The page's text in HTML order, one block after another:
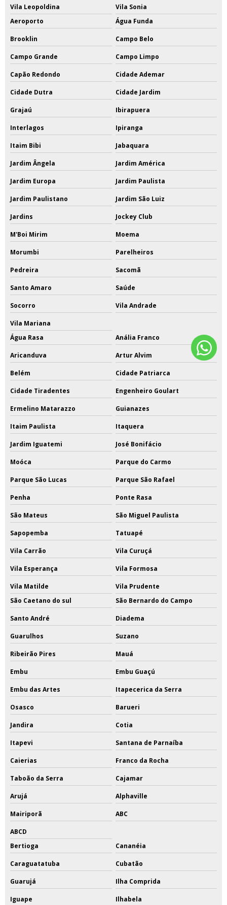
Vila Leopoldina
Vila Sonia
Aeroporto
Água Funda
Brooklin Campo Belo
Campo Grande Campo Limpo
Capão Redondo Cidade Ademar
Cidade Dutra Cidade Jardim
Grajaú Ibirapuera
Interlagos Ipiranga
Itaim Bibi Jabaquara
Jardim Ângela Jardim América
Jardim Europa Jardim Paulista
Jardim Paulistano Jardim São Luiz
Jardins Jockey Club
M'Boi Mirim Moema
Morumbi Parelheiros
Pedreira Sacomã
Santo Amaro Saúde
Socorro Vila Andrade
Vila Mariana
Água Rasa
Anália Franco
Aricanduva Artur Alvim
Belém Cidade Patriarca
Cidade Tiradentes Engenheiro Goulart
Ermelino Matarazzo Guianazes
Itaim Paulista Itaquera
Jardim Iguatemi José Bonifácio
Moóca Parque do Carmo
Parque São Lucas Parque São Rafael
Penha Ponte Rasa
São Mateus São Miguel Paulista
Sapopemba Tatuapé
Vila Carrão Vila Curuçá
Vila Esperança Vila Formosa
Vila Matilde
Vila Prudente
São Caetano do sul
São Bernardo do Campo
Santo André Diadema
Guarulhos Suzano
Ribeirão Pires Mauá
Embu Embu Guaçú
Embu das Artes Itapecerica da Serra
Osasco Barueri
Jandira Cotia
Itapevi Santana de Parnaíba
Caierias Franco da Rocha
Taboão da Serra Cajamar
Arujá Alphaville
Mairiporã ABC
ABCD
Bertioga
Cananéia
Caraguatatuba Cubatão
Guarujá Ilha Comprida
Iguape Ilhabela